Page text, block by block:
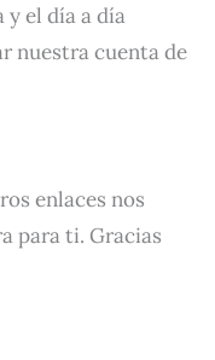
y el día a día
nuestra cuenta de
enlaces nos
para ti. Gracias